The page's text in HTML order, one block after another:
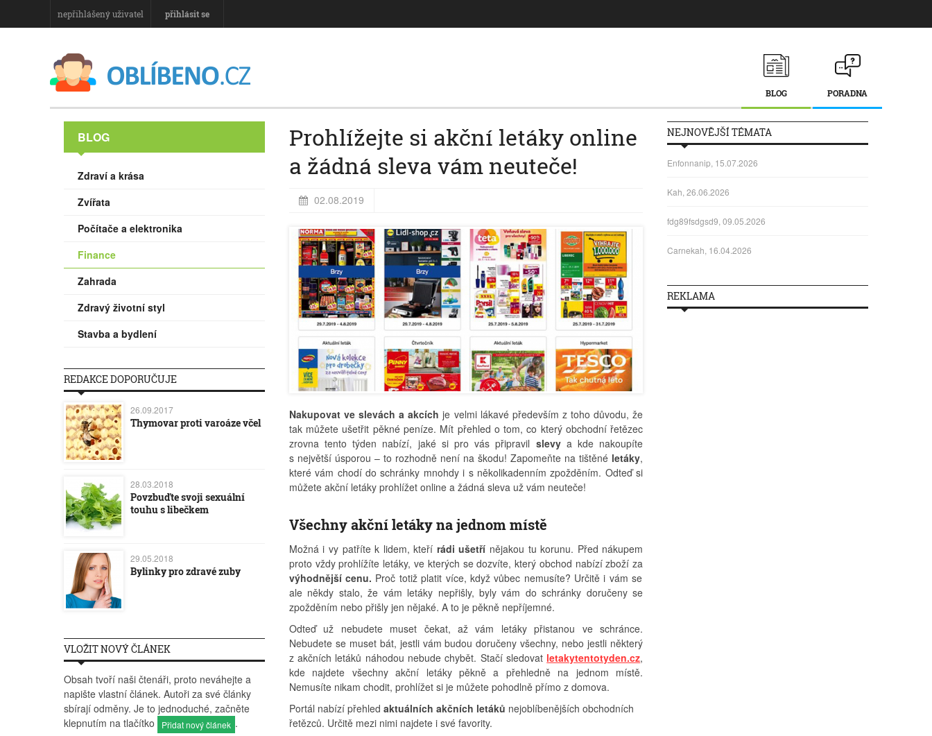
nepřihlášený uživatel přihlásit se
BLOG PORADNA
NEJNOVĚJŠÍ TÉMATA
Enfonnanip, 15.07.2026
Kah, 26.06.2026
fdg89fsdgsd9, 09.05.2026
Carnekah, 16.04.2026
REKLAMA
Prohlížejte si akční letáky online
a žádná sleva vám neuteče!
02.08.2019
Nakupovat ve slevách a akcích je velmi lákavé především z toho důvodu, že
tak můžete ušetřit pěkné peníze. Mít přehled o tom, co který obchodní řetězec
zrovna tento týden nabízí, jaké si pro vás připravil slevya kde nakoupíte
s největší úsporou – to rozhodně není na škodu! Zapomeňte na tištěné letáky,
které vám chodí do schránky mnohdy i s několikadenním zpožděním. Odteď si
můžete akční letáky prohlížet online a žádná sleva už vám neuteče!
Všechny akční letáky na jednom místě
Možná i vy patříte k lidem, kteří rádi ušetří nějakou tu korunu. Před nákupem
proto vždy prohlížíte letáky, ve kterých se dozvíte, který obchod nabízí zboží za
výhodnější cenu. Proč totiž platit více, když vůbec nemusíte? Určitě i vám se
ale někdy stalo, že vám letáky nepřišly, byly vám do schránky doručeny se
zpožděním nebo přišly jen nějaké. A to je pěkně nepříjemné.
Odteď už nebudete muset čekat, až vám letáky přistanou ve schránce.
Nebudete se muset bát, jestli vám budou doručeny všechny, nebo jestli některý
z akčních letáků náhodou nebude chybět. Stačí sledovat letakytentotyden.cz,
kde najdete všechny akční letáky pěkně a přehledně na jednom místě.
Nemusíte nikam chodit, prohlížet si je můžete pohodlně přímo z domova.
Portál nabízí přehled aktuálních akčních letáků nejoblíbenějších obchodních
řetězců. Určitě mezi nimi najdete i své favority.
BLOG
Zdraví a krása
Zvířata
Počítače a elektronika
Finance
Zahrada
Zdravý životní styl
Stavba a bydlení
REDAKCE DOPORUČUJE
26.09.2017
Thymovar proti varoáze včel
28.03.2018
Povzbuďte svoji sexuální
touhu s libečkem
29.05.2018
Bylinky pro zdravé zuby
VLOŽIT NOVÝ ČLÁNEK
Obsah tvoří naši čtenáři, proto neváhejte a
napište vlastní článek. Autoři za své články
sbírají odměny. Je to jednoduché, začněte
klepnutím na tlačítko
Přidat nový článek .